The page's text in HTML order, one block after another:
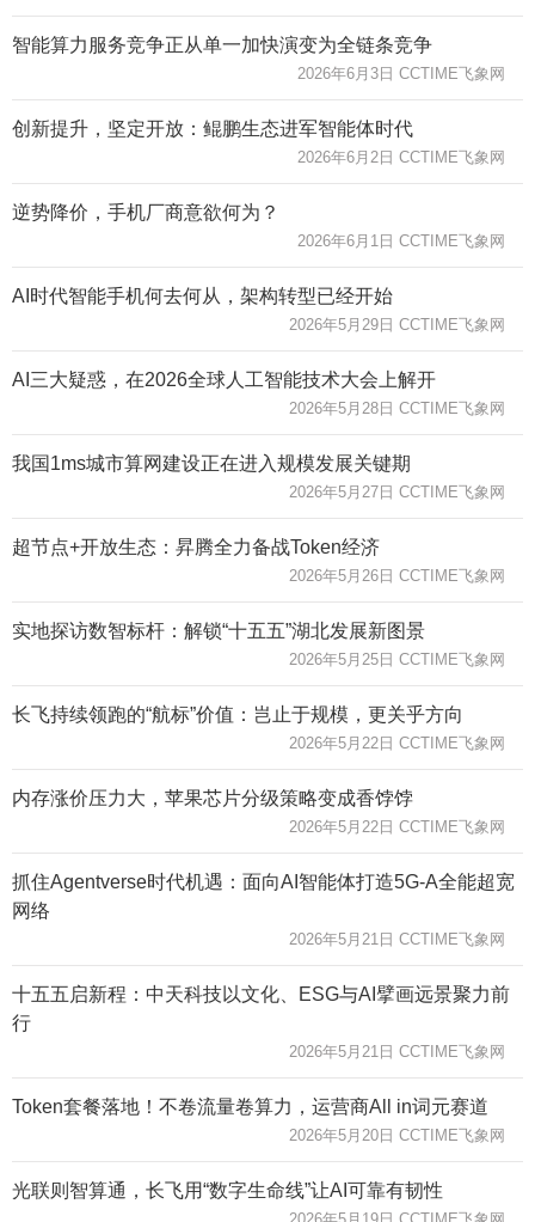
智能算力服务竞争正从单一加快演变为全链条竞争
2026年6月3日 CCTIME飞象网
创新提升，坚定开放：鲲鹏生态进军智能体时代
2026年6月2日 CCTIME飞象网
逆势降价，手机厂商意欲何为？
2026年6月1日 CCTIME飞象网
AI时代智能手机何去何从，架构转型已经开始
2026年5月29日 CCTIME飞象网
AI三大疑惑，在2026全球人工智能技术大会上解开
2026年5月28日 CCTIME飞象网
我国1ms城市算网建设正在进入规模发展关键期
2026年5月27日 CCTIME飞象网
超节点+开放生态：昇腾全力备战Token经济
2026年5月26日 CCTIME飞象网
实地探访数智标杆：解锁“十五五”湖北发展新图景
2026年5月25日 CCTIME飞象网
长飞持续领跑的“航标”价值：岂止于规模，更关乎方向
2026年5月22日 CCTIME飞象网
内存涨价压力大，苹果芯片分级策略变成香饽饽
2026年5月22日 CCTIME飞象网
抓住Agentverse时代机遇：面向AI智能体打造5G-A全能超宽
网络
2026年5月21日 CCTIME飞象网
十五五启新程：中天科技以文化、ESG与AI擘画远景聚力前
行
2026年5月21日 CCTIME飞象网
Token套餐落地！不卷流量卷算力，运营商All in词元赛道
2026年5月20日 CCTIME飞象网
光联则智算通，长飞用“数字生命线”让AI可靠有韧性